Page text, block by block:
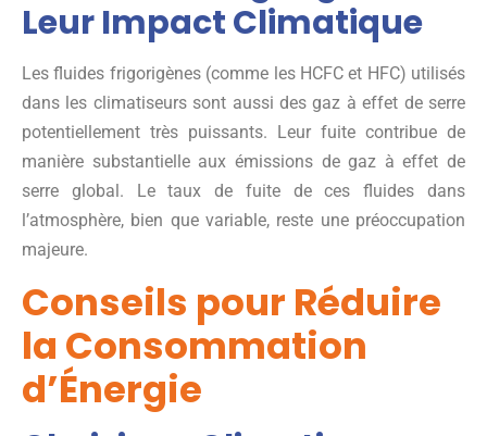
Leur Impact Climatique
Les fluides frigorigènes (comme les HCFC et HFC) utilisés
dans les climatiseurs sont aussi des gaz à effet de serre
potentiellement très puissants. Leur fuite contribue de
manière substantielle aux émissions de gaz à effet de
serre global. Le taux de fuite de ces fluides dans
l’atmosphère, bien que variable, reste une préoccupation
majeure.
Conseils pour Réduire
la Consommation
d’Énergie